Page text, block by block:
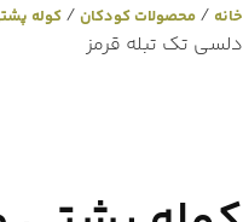
خانه / محصولات کودکان / کوله
دلسی تک تبله قرمز